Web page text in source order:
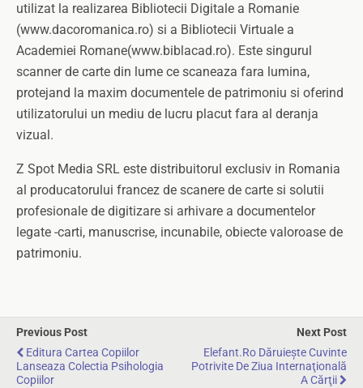
utilizat la realizarea Bibliotecii Digitale a Romanie
(www.dacoromanica.ro) si a Bibliotecii Virtuale a
Academiei Romane(www.biblacad.ro). Este singurul
scanner de carte din lume ce scaneaza fara lumina,
protejand la maxim documentele de patrimoniu si oferind
utilizatorului un mediu de lucru placut fara al deranja
vizual.
Z Spot Media SRL este distribuitorul exclusiv in Romania
al producatorului francez de scanere de carte si solutii
profesionale de digitizare si arhivare a documentelor
legate -carti, manuscrise, incunabile, obiecte valoroase de
patrimoniu.
Previous Post
Editura Cartea Copiilor
Lanseaza Colectia Psihologia
Copiilor
Next Post
Elefant.ro Dăruiește Cuvinte
Potrivite De Ziua Internaţională
A Cărţii